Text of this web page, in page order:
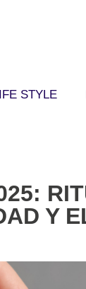
STYLE
Y